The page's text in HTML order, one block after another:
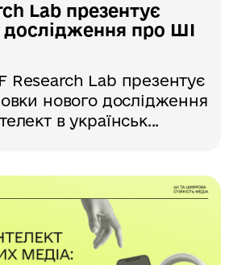
Lab презентує
дослідження про ШІ
Research Lab презентує
нового дослідження
в українськ...